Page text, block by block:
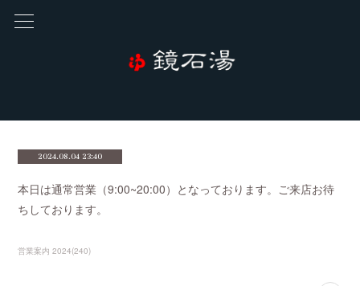
2024.08.04 23:40
本日は通常営業（9:00~20:00）となっております。ご来店お待
ちしております。
営業案内 2024(240)